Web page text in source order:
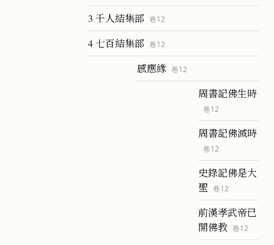
3 千人結集部 卷12
4 七百結集部 卷12
感應緣 卷12
周書記佛生時
卷12
周書記佛滅時
卷12
史錄記佛是大
聖 卷12
前漢孝武帝已
開佛教 卷12